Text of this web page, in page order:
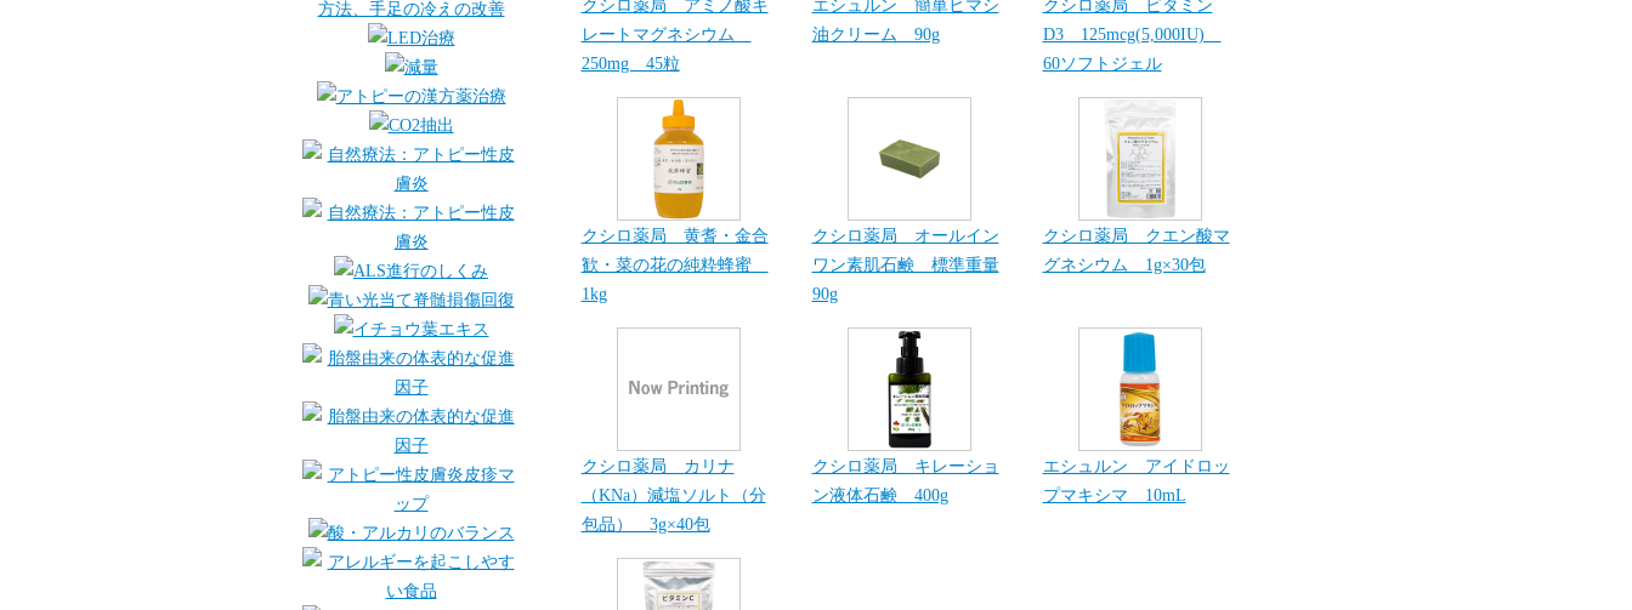
クシロ薬局 アミノ酸キ
レートマグネシウム
250mg 45粒
エシュルン 簡単ヒマシ
油クリーム 90g
クシロ薬局 ビタミン
D3 125mcg(5,000IU)
60ソフトジェル
クシロ薬局 黄耆・金合
歓・菜の花の純粋蜂蜜
1kg
クシロ薬局 オールイン
ワン素肌石鹸 標準重量
90g
クシロ薬局 クエン酸マ
グネシウム 1g×30包
クシロ薬局 カリナ
（KNa）減塩ソルト（分
包品） 3g×40包
クシロ薬局 キレーショ
ン液体石鹸 400g
エシュルン アイドロッ
プマキシマ 10mL